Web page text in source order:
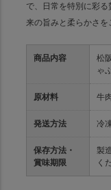
で、日常を特別に彩
来の旨みと柔らかさを
商品内容
松
ゃ
原材料 牛
発送方法 冷
保存方法・
賞味期限
製
く